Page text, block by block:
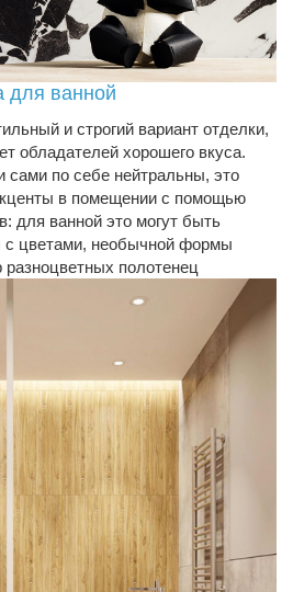
для ванной
и строгий вариант отделки,
обладателей хорошего вкуса.
сами по себе нейтральны, это
в помещении с помощью
для ванной это могут быть
цветами, необычной формы
полотенец